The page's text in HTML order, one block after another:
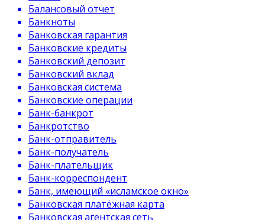
Балансовый отчет
Банкноты
Банковская гарантия
Банковские кредиты
Банковский депозит
Банковский вклад
Банковская система
Банковские операции
Банк-банкрот
Банкротство
Банк-отправитель
Банк-получатель
Банк-плательщик
Банк-корреспондент
Банк, имеющий «исламское окно»
Банковская платёжная карта
Банковская агентская сеть